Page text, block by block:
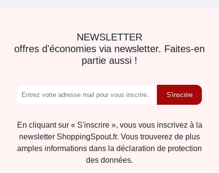
NEWSLETTER
offres d'économies via newsletter. Faites-en
partie aussi !
S'inscrire
En cliquant sur « S'inscrire », vous vous inscrivez à la
newsletter ShoppingSpout.fr. Vous trouverez de plus
amples informations dans la déclaration de protection
des données.